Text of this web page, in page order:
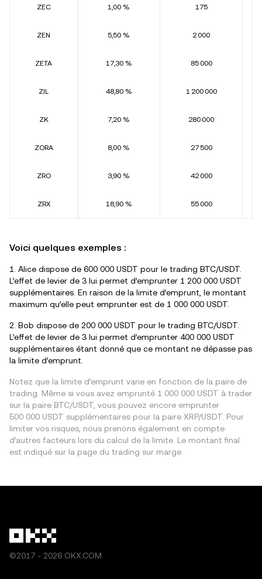
ZEC
ZEN
ZETA
ZIL
ZK
ZORA
ZRO
ZRX
1,00 % 175
5,50 % 2 000
17,30 % 85 000
48,80 % 1 200 000
7,20 % 280 000
8,00 % 27 500
3,90 % 42 000
18,90 % 55 000
Voici quelques exemples :
1. Alice dispose de 600 000 USDT pour le trading BTC/USDT.
L’effet de levier de 3 lui permet d’emprunter 1 200 000 USDT
supplémentaires. En raison de la limite d’emprunt, le montant
maximum qu’elle peut emprunter est de 1 000 000 USDT.
2. Bob dispose de 200 000 USDT pour le trading BTC/USDT.
L’effet de levier de 3 lui permet d’emprunter 400 000 USDT
supplémentaires étant donné que ce montant ne dépasse pas
la limite d’emprunt.
Notez que la limite d’emprunt varie en fonction de la paire de
trading. Même si vous avez emprunté 1 000 000 USDT à trader
sur la paire BTC/USDT, vous pouvez encore emprunter
500 000 USDT supplémentaires pour la paire XRP/USDT. Pour
limiter vos risques, nous prenons également en compte
d’autres facteurs lors du calcul de la limite. Le montant final
est indiqué sur la page du trading sur marge.
©2017 - 2026 OKX.COM